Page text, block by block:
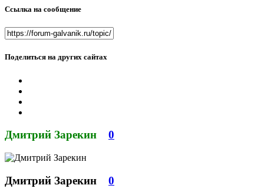
Ссылка на сообщение
Поделиться на других сайтах
Дмитрий Зарекин 0
Дмитрий Зарекин 0